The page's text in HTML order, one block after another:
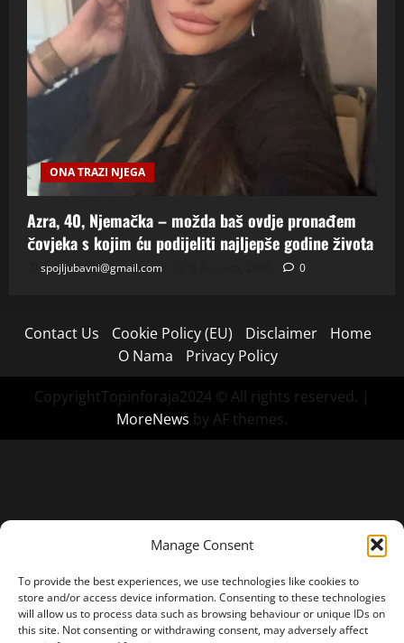
Manage Consent
To provide the best experiences, we use technologies like cookies to
store and/or access device information. Consenting to these technologies
will allow us to process data such as browsing behaviour or unique IDs on
this site. Not consenting or withdrawing consent, may adversely affect
ONA TRAZI NJEGA
Azra, 40, Njemačka – možda baš ovdje pronađem
čovjeka s kojim ću podijeliti najljepše godine života
spojljubavni@gmail.com 0
Contact Us Cookie Policy (EU) Disclaimer
Home
O Nama
Privacy Policy
CopyrightTopinforaja2024 © All rights reserved. |
MoreNews by AF themes.